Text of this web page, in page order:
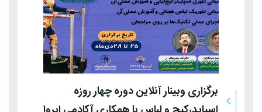
برگزاری وبینار آنلاین دوره چهار روزه